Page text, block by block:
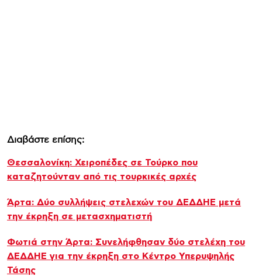
Διαβάστε επίσης:
Θεσσαλονίκη: Χειροπέδες σε Τούρκο που
καταζητούνταν από τις τουρκικές αρχές
Άρτα: Δύο συλλήψεις στελεχών του ΔΕΔΔΗΕ μετά
την έκρηξη σε μετασχηματιστή
Φωτιά στην Άρτα: Συνελήφθησαν δύο στελέχη του
ΔΕΔΔΗΕ για την έκρηξη στο Κέντρο Υπερυψηλής
Τάσης